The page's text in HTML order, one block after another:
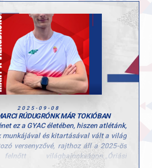
A következő magasság az 555
már a 23 éves magyar ugró is hiába
kísérletnél megvolt a szükséges
a lécre.
vb-jéhez szívből gratulál a GYAC teljes
Kívánjuk, hogy hasonlóan szép
tartogasson Marcinak a következő
2025-09-08
RÚDUGRÓNK MÁR TOKIÓBAN
ez a GYAC életében, hiszen atlétánk,
munkájával és kitartásával vált a világ
versenyzővé, rajthoz áll a 2025-ös
világbajnokságon.„Óriási
hatalmas álom vált valóra ezzel,